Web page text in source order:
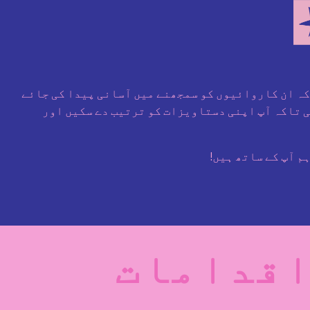
ان کاروائیوں کو سمجھنے میں آسانی پیدا کی جائے
تاکہ آپ اپنی دستاویزات کو ترتیب دے سکیں اور
آپ کے ساتھ ہیں!